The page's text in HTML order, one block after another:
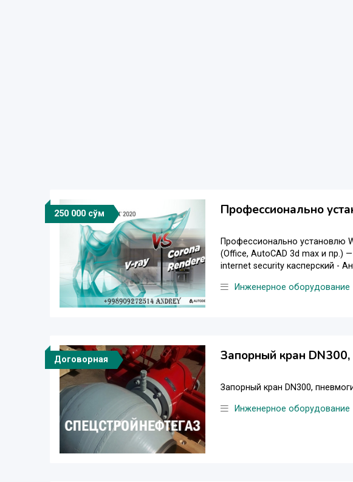
250 000 сўм Профессионально
Профессионально установлю
(Office, AutoCAD 3d max и пр.)
internet security касперский -
Инженерное оборудование
Договорная Запорный кран
Запорный кран DN300,
Инженерное оборудование